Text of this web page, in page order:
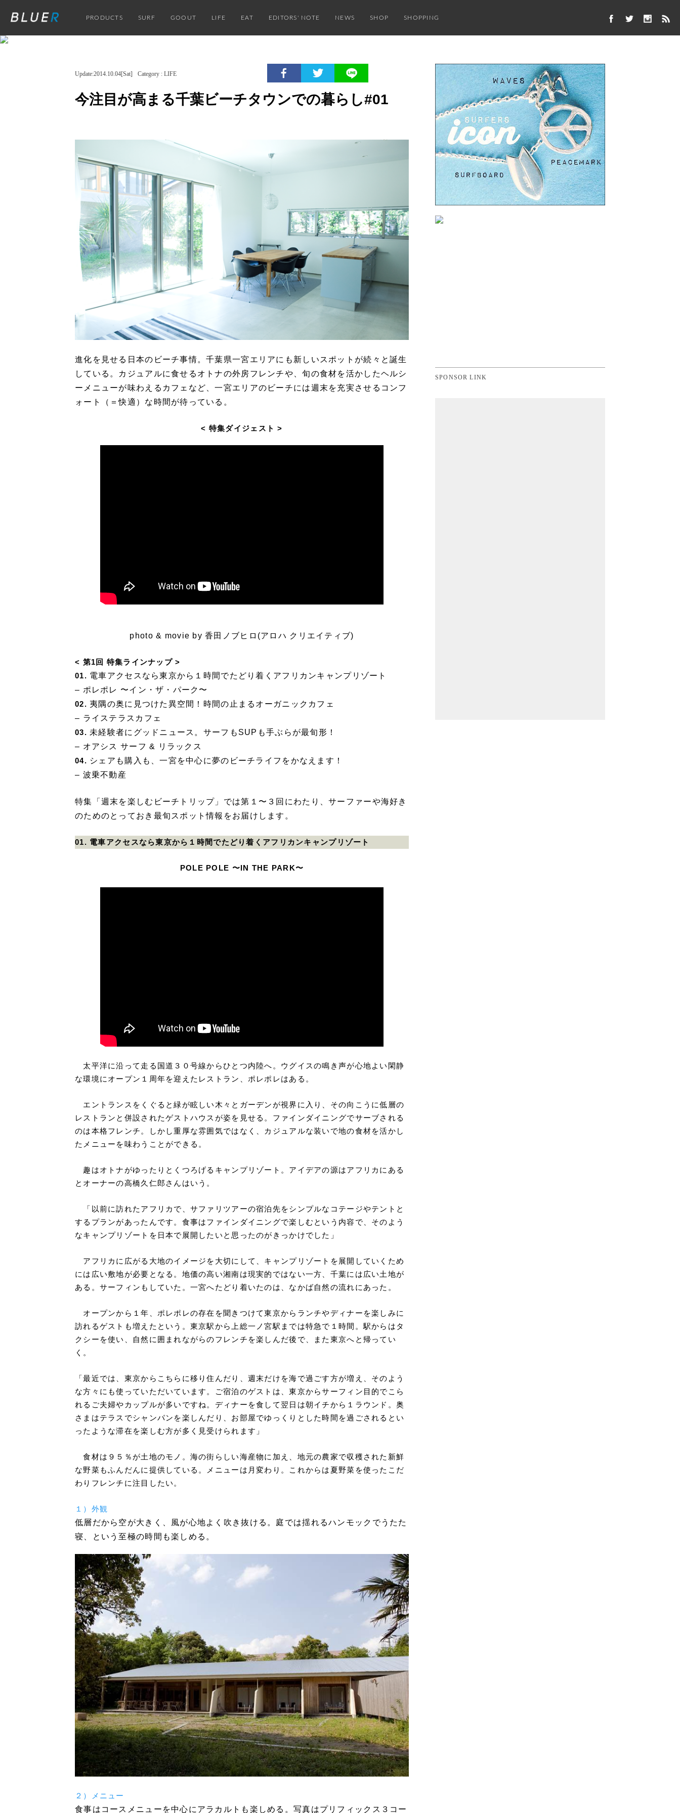
PRODUCTS SURF GOOUT LIFE EAT EDITORS' NOTE NEWS SHOP SHOPPING
Update:2014.10.04[Sat] Category : LIFE
今注目が高まる千葉ビーチタウンでの暮らし#01
進化を見せる日本のビーチ事情。千葉県一宮エリアにも新しいスポットが続々と誕生
している。カジュアルに食せるオトナの外房フレンチや、旬の食材を活かしたヘルシ
ーメニューが味わえるカフェなど、一宮エリアのビーチには週末を充実させるコンフ
ォート（＝快適）な時間が待っている。
< 特集ダイジェスト >
photo & movie by 香田ノブヒロ(アロハ クリエイティブ)
< 第1回 特集ラインナップ >
01. 電車アクセスなら東京から１時間でたどり着くアフリカンキャンプリゾート
– ポレポレ 〜イン・ザ・パーク〜
02. 夷隅の奥に見つけた異空間！時間の止まるオーガニックカフェ
– ライステラスカフェ
03. 未経験者にグッドニュース。サーフもSUPも手ぶらが最旬形！
– オアシス サーフ & リラックス
04. シェアも購入も、一宮を中心に夢のビーチライフをかなえます！
– 波乗不動産
特集「週末を楽しむビーチトリップ」では第１〜３回にわたり、サーファーや海好き
のためのとっておき最旬スポット情報をお届けします。
01. 電車アクセスなら東京から１時間でたどり着くアフリカンキャンプリゾート
POLE POLE 〜IN THE PARK〜
太平洋に沿って走る国道３０号線からひとつ内陸へ。ウグイスの鳴き声が心地よい閑静
な環境にオープン１周年を迎えたレストラン、ポレポレはある。
エントランスをくぐると緑が眩しい木々とガーデンが視界に入り、その向こうに低層の
レストランと併設されたゲストハウスが姿を見せる。ファインダイニングでサーブされる
のは本格フレンチ。しかし重厚な雰囲気ではなく、カジュアルな装いで地の食材を活かし
たメニューを味わうことができる。
趣はオトナがゆったりとくつろげるキャンプリゾート。アイデアの源はアフリカにある
とオーナーの高橋久仁郎さんはいう。
「以前に訪れたアフリカで、サファリツアーの宿泊先をシンプルなコテージやテントと
するプランがあったんです。食事はファインダイニングで楽しむという内容で、そのよう
なキャンプリゾートを日本で展開したいと思ったのがきっかけでした」
アフリカに広がる大地のイメージを大切にして、キャンプリゾートを展開していくため
には広い敷地が必要となる。地価の高い湘南は現実的ではない一方、千葉には広い土地が
ある。サーフィンもしていた。一宮へたどり着いたのは、なかば自然の流れにあった。
オープンから１年、ポレポレの存在を聞きつけて東京からランチやディナーを楽しみに
訪れるゲストも増えたという。東京駅から上総一ノ宮駅までは特急で１時間。駅からはタ
クシーを使い、自然に囲まれながらのフレンチを楽しんだ後で、また東京へと帰ってい
く。
「最近では、東京からこちらに移り住んだり、週末だけを海で過ごす方が増え、そのよう
な方々にも使っていただいています。ご宿泊のゲストは、東京からサーフィン目的でこら
れるご夫婦やカップルが多いですね。ディナーを食して翌日は朝イチから１ラウンド。奥
さまはテラスでシャンパンを楽しんだり、お部屋でゆっくりとした時間を過ごされるとい
ったような滞在を楽しむ方が多く見受けられます」
食材は９５％が土地のモノ。海の街らしい海産物に加え、地元の農家で収穫された新鮮
な野菜もふんだんに提供している。メニューは月変わり。これからは夏野菜を使ったこだ
わりフレンチに注目したい。
１）外観
低層だから空が大きく、風が心地よく吹き抜ける。庭では揺れるハンモックでうたた
寝、という至極の時間も楽しめる。
２）メニュー
食事はコースメニューを中心にアラカルトも楽しめる。写真はプリフィックス３コー
SPONSOR LINK